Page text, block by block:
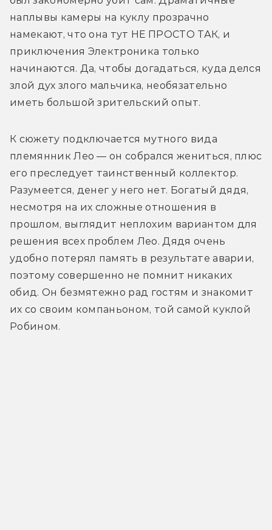
наплывы камеры на куклу прозрачно
намекают, что она тут НЕ ПРОСТО ТАК, и
приключения Электроника только
начинаются. Да, чтобы догадаться, куда делся
злой дух злого мальчика, необязательно
иметь большой зрительский опыт.
К сюжету подключается мутного вида
племянник Лео — он собрался жениться, плюс
его преследует таинственный коллектор.
Разумеется, денег у него нет. Богатый дядя,
несмотря на их сложные отношения в
прошлом, выглядит неплохим вариантом для
решения всех проблем Лео. Дядя очень
удобно потерял память в результате аварии,
поэтому совершенно не помнит никаких
обид. Он безмятежно рад гостям и знакомит
их со своим компаньоном, той самой куклой
Робином.